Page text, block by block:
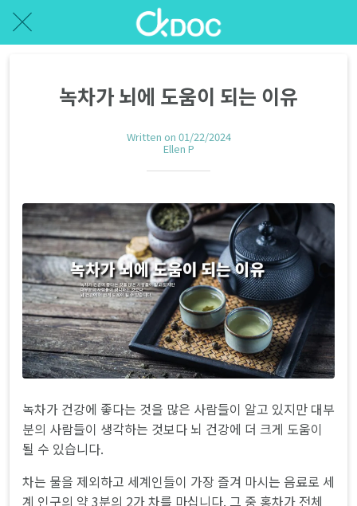
녹차가 뇌에 도움이 되는 이유
Written on 01/22/2024
Ellen P
녹차가 건강에 좋다는 것을 많은 사람들이 알고 있지만 대부
분의 사람들이 생각하는 것보다 뇌 건강에 더 크게 도움이
될 수 있습니다.
차는 물을 제외하고 세계인들이 가장 즐겨 마시는 음료로 세
계 인구의 약 3분의 2가 차를 마십니다. 그 중 홍차가 전체